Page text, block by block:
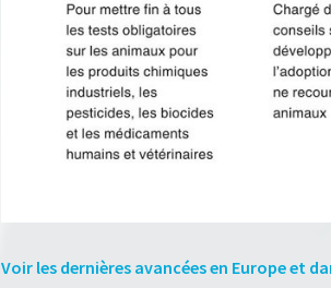
Voir les dernières avancées en Europe et